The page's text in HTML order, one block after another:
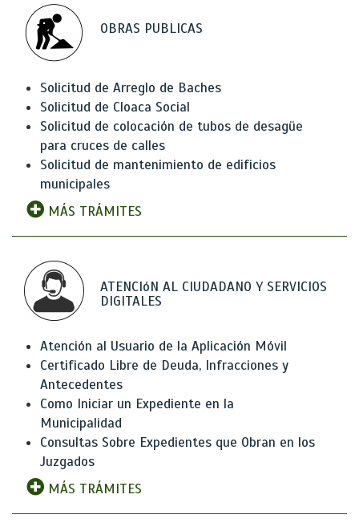
OBRAS PUBLICAS
Solicitud de Arreglo de Baches
Solicitud de Cloaca Social
Solicitud de colocación de tubos de desagüe
para cruces de calles
Solicitud de mantenimiento de edificios
municipales
MÁS TRÁMITES
ATENCIóN AL CIUDADANO Y SERVICIOS
DIGITALES
Atención al Usuario de la Aplicación Móvil
Certificado Libre de Deuda, Infracciones y
Antecedentes
Como Iniciar un Expediente en la
Municipalidad
Consultas Sobre Expedientes que Obran en los
Juzgados
MÁS TRÁMITES